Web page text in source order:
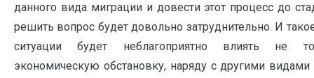
данного вида миграции и довести этот процесс до
решить вопрос будет довольно затруднительно. И
ситуации будет неблагоприятно влиять не
экономическую обстановку, наряду с другими видами